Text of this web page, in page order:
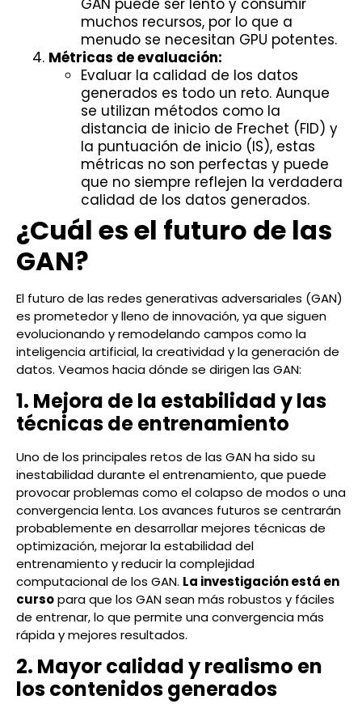
muchos recursos, por lo que a
menudo se necesitan GPU potentes.
Métricas de evaluación:
Evaluar la calidad de los datos
generados es todo un reto. Aunque
se utilizan métodos como la
distancia de inicio de Frechet (FID) y
la puntuación de inicio (IS), estas
métricas no son perfectas y puede
que no siempre reflejen la verdadera
calidad de los datos generados.
¿Cuál es el futuro de las
GAN?
El futuro de las redes generativas adversariales (GAN)
es prometedor y lleno de innovación, ya que siguen
evolucionando y remodelando campos como la
inteligencia artificial, la creatividad y la generación de
datos. Veamos hacia dónde se dirigen las GAN:
1. Mejora de la estabilidad y las
técnicas de entrenamiento
Uno de los principales retos de las GAN ha sido su
inestabilidad durante el entrenamiento, que puede
provocar problemas como el colapso de modos o una
convergencia lenta. Los avances futuros se centrarán
probablemente en desarrollar mejores técnicas de
optimización, mejorar la estabilidad del
entrenamiento y reducir la complejidad
computacional de los GAN. La investigación está en
cursopara que los GAN sean más robustos y fáciles
de entrenar, lo que permite una convergencia más
rápida y mejores resultados.
2. Mayor calidad y realismo en
los contenidos generados